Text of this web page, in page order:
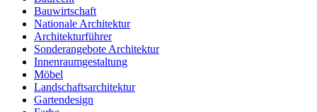
Bauwirtschaft
Nationale Architektur
Architekturführer
Sonderangebote Architektur
Innenraumgestaltung
Möbel
Landschaftsarchitektur
Gartendesign